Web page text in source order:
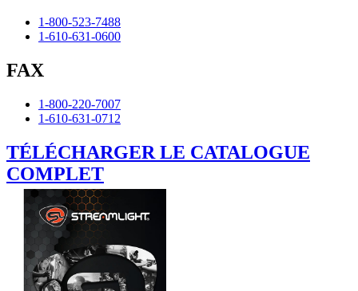
1-800-523-7488
1-610-631-0600
FAX
1-800-220-7007
1-610-631-0712
TÉLÉCHARGER LE CATALOGUE
COMPLET